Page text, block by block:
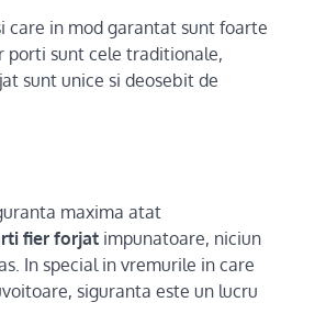
care in mod garantat sunt foarte
porti sunt cele traditionale,
sunt unice si deosebit de
maxima atat
fier forjat impunatoare, niciun
In special in vremurile in care
siguranta este un lucru